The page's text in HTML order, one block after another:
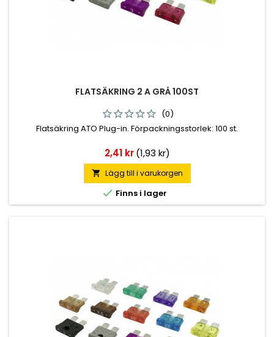
FLATSÄKRING 2 A GRÅ 100ST
(0)
Flatsäkring ATO Plug-in. Förpackningsstorlek: 100 st.
Pris
2,41 kr (1,93 kr)
 Lägg till i varukorgen
 Finns i lager